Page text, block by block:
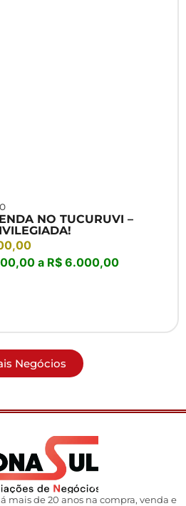
NO TUCURUVI –
a R$ 6.000,00
Negócios
mais de 20 anos na compra, venda e